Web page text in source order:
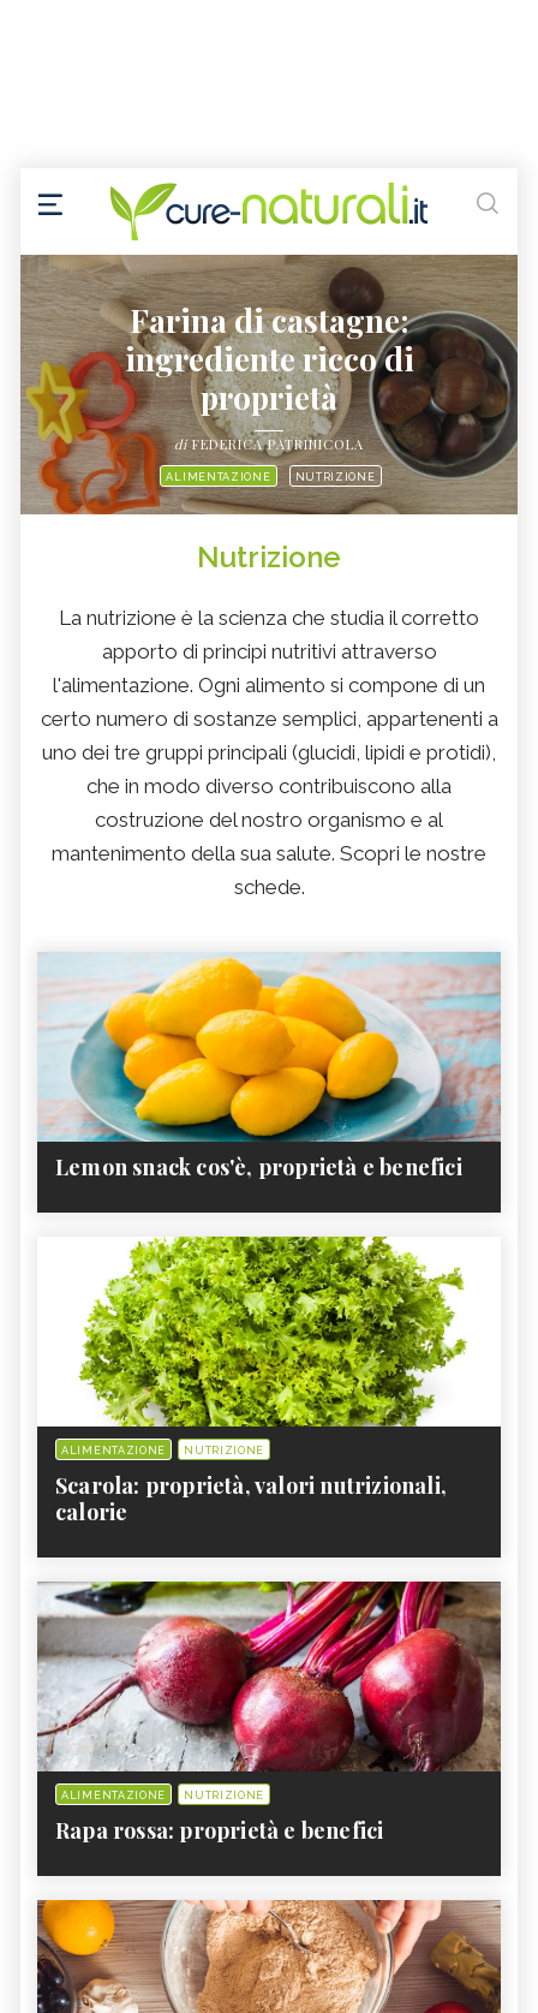
Farina di castagne:
ingrediente ricco di
proprietà
di FEDERICA PATRINICOLA
ALIMENTAZIONE NUTRIZIONE
Nutrizione
La nutrizione è la scienza che studia il corretto
apporto di principi nutritivi attraverso
l'alimentazione. Ogni alimento si compone di un
certo numero di sostanze semplici, appartenenti a
uno dei tre gruppi principali (glucidi, lipidi e protidi),
che in modo diverso contribuiscono alla
costruzione del nostro organismo e al
mantenimento della sua salute. Scopri le nostre
schede.
Lemon snack cos'è, proprietà e benefici
ALIMENTAZIONE NUTRIZIONE
Scarola: proprietà, valori nutrizionali,
calorie
ALIMENTAZIONE NUTRIZIONE
Rapa rossa: proprietà e benefici